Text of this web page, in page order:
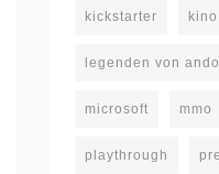
kickstarter kino
legenden von
microsoft mmo
playthrough